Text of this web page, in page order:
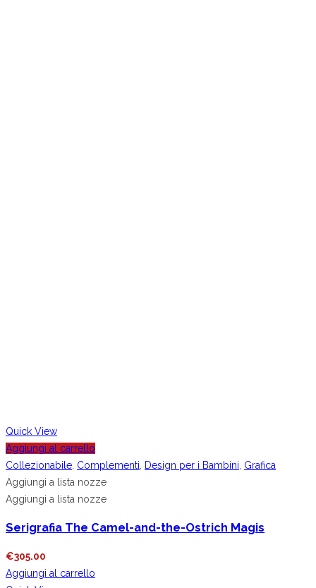
Quick View
Aggiungi al carrello
Collezionabile Complementi Design per i Bambini Grafica
Aggiungi a lista nozze
Aggiungi a lista nozze
Serigrafia The Camel-and-the-Ostrich Magis
€305.00
Aggiungi al carrello